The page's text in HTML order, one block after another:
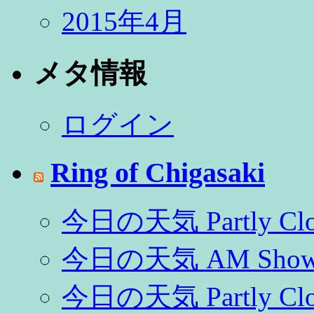
2015年4月
メタ情報
ログイン
Ring of Chigasaki
今日の天気 Partly
今日の天気 AM
今日の天気 Partly